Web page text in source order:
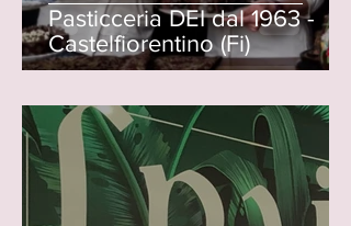
Pasticceria DEI dal 1963 -
Castelfiorentino (Fi)